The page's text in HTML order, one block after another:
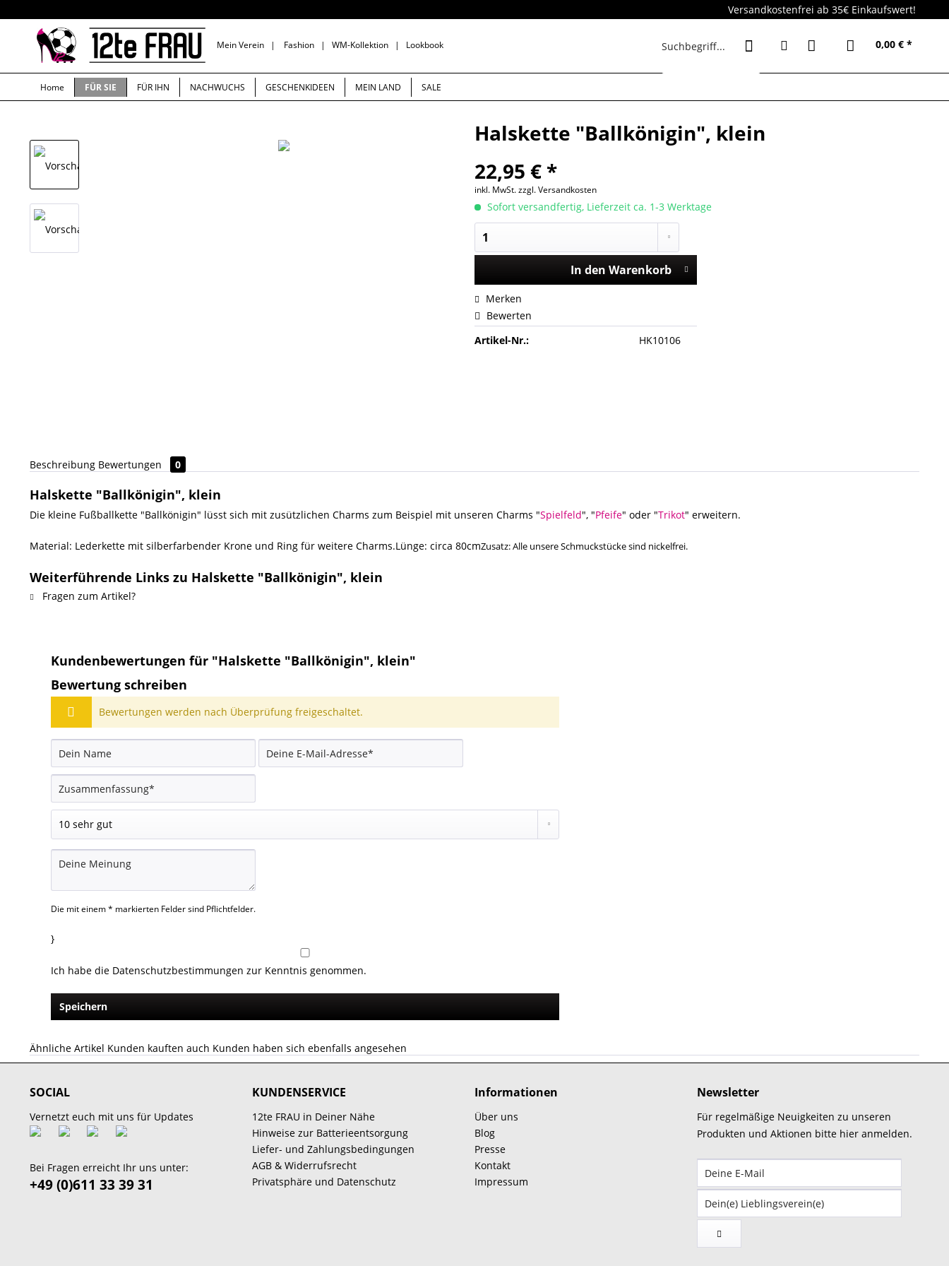
Versandkostenfrei ab 35€ Einkaufswert!
Mein Verein | Fashion |WM-Kollektion | Lookbook 0,00 € *
Home FÜR SIE FÜR IHN NACHWUCHS GESCHENKIDEEN MEIN LAND SALE
Halskette "Ballkönigin", klein
22,95 € *
inkl. MwSt.zzgl. Versandkosten
Sofort versandfertig, Lieferzeit ca. 1-3 Werktage
In den Warenkorb
Merken
Bewerten
Artikel-Nr.:
HK10106
Beschreibung Bewertungen 0
Halskette "Ballkönigin", klein
Die kleine Fußballkette "Ballkönigin" lüsst sich mit zusützlichen Charms zum Beispiel mit unseren Charms "Spielfeld", "Pfeife" oder "Trikot" erweitern.
Material: Lederkette mit silberfarbender Krone und Ring für weitere Charms.Lünge: circa 80cmZusatz: Alle unsere Schmuckstücke sind nickelfrei.
Weiterführende Links zu Halskette "Ballkönigin", klein
Fragen zum Artikel?
Kundenbewertungen für "Halskette "Ballkönigin", klein"
Bewertung schreiben
Bewertungen werden nach Überprüfung freigeschaltet.
Die mit einem * markierten Felder sind Pflichtfelder.
}
Ich habe die Datenschutzbestimmungen zur Kenntnis genommen.
Speichern
Ähnliche Artikel Kunden kauften auch Kunden haben sich ebenfalls angesehen
SOCIAL
Vernetzt euch mit uns für Updates
Bei Fragen erreicht Ihr uns unter:
+49 (0)611 33 39 31
KUNDENSERVICE
12te FRAU in Deiner Nähe
Hinweise zur Batterieentsorgung
Liefer- und Zahlungsbedingungen
AGB & Widerrufsrecht
Privatsphäre und Datenschutz
Informationen
Über uns
Blog
Presse
Kontakt
Impressum
Newsletter
Für regelmäßige Neuigkeiten zu unseren
Produkten und Aktionen bitte hier anmelden.